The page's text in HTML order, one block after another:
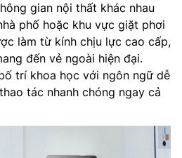
gian nội thất khác nhau
phố hoặc khu vực giặt phơi
làm từ kính chịu lực cao cấp,
đến vẻ ngoài hiện đại.
trí khoa học với ngôn ngữ dễ
tác nhanh chóng ngay cả